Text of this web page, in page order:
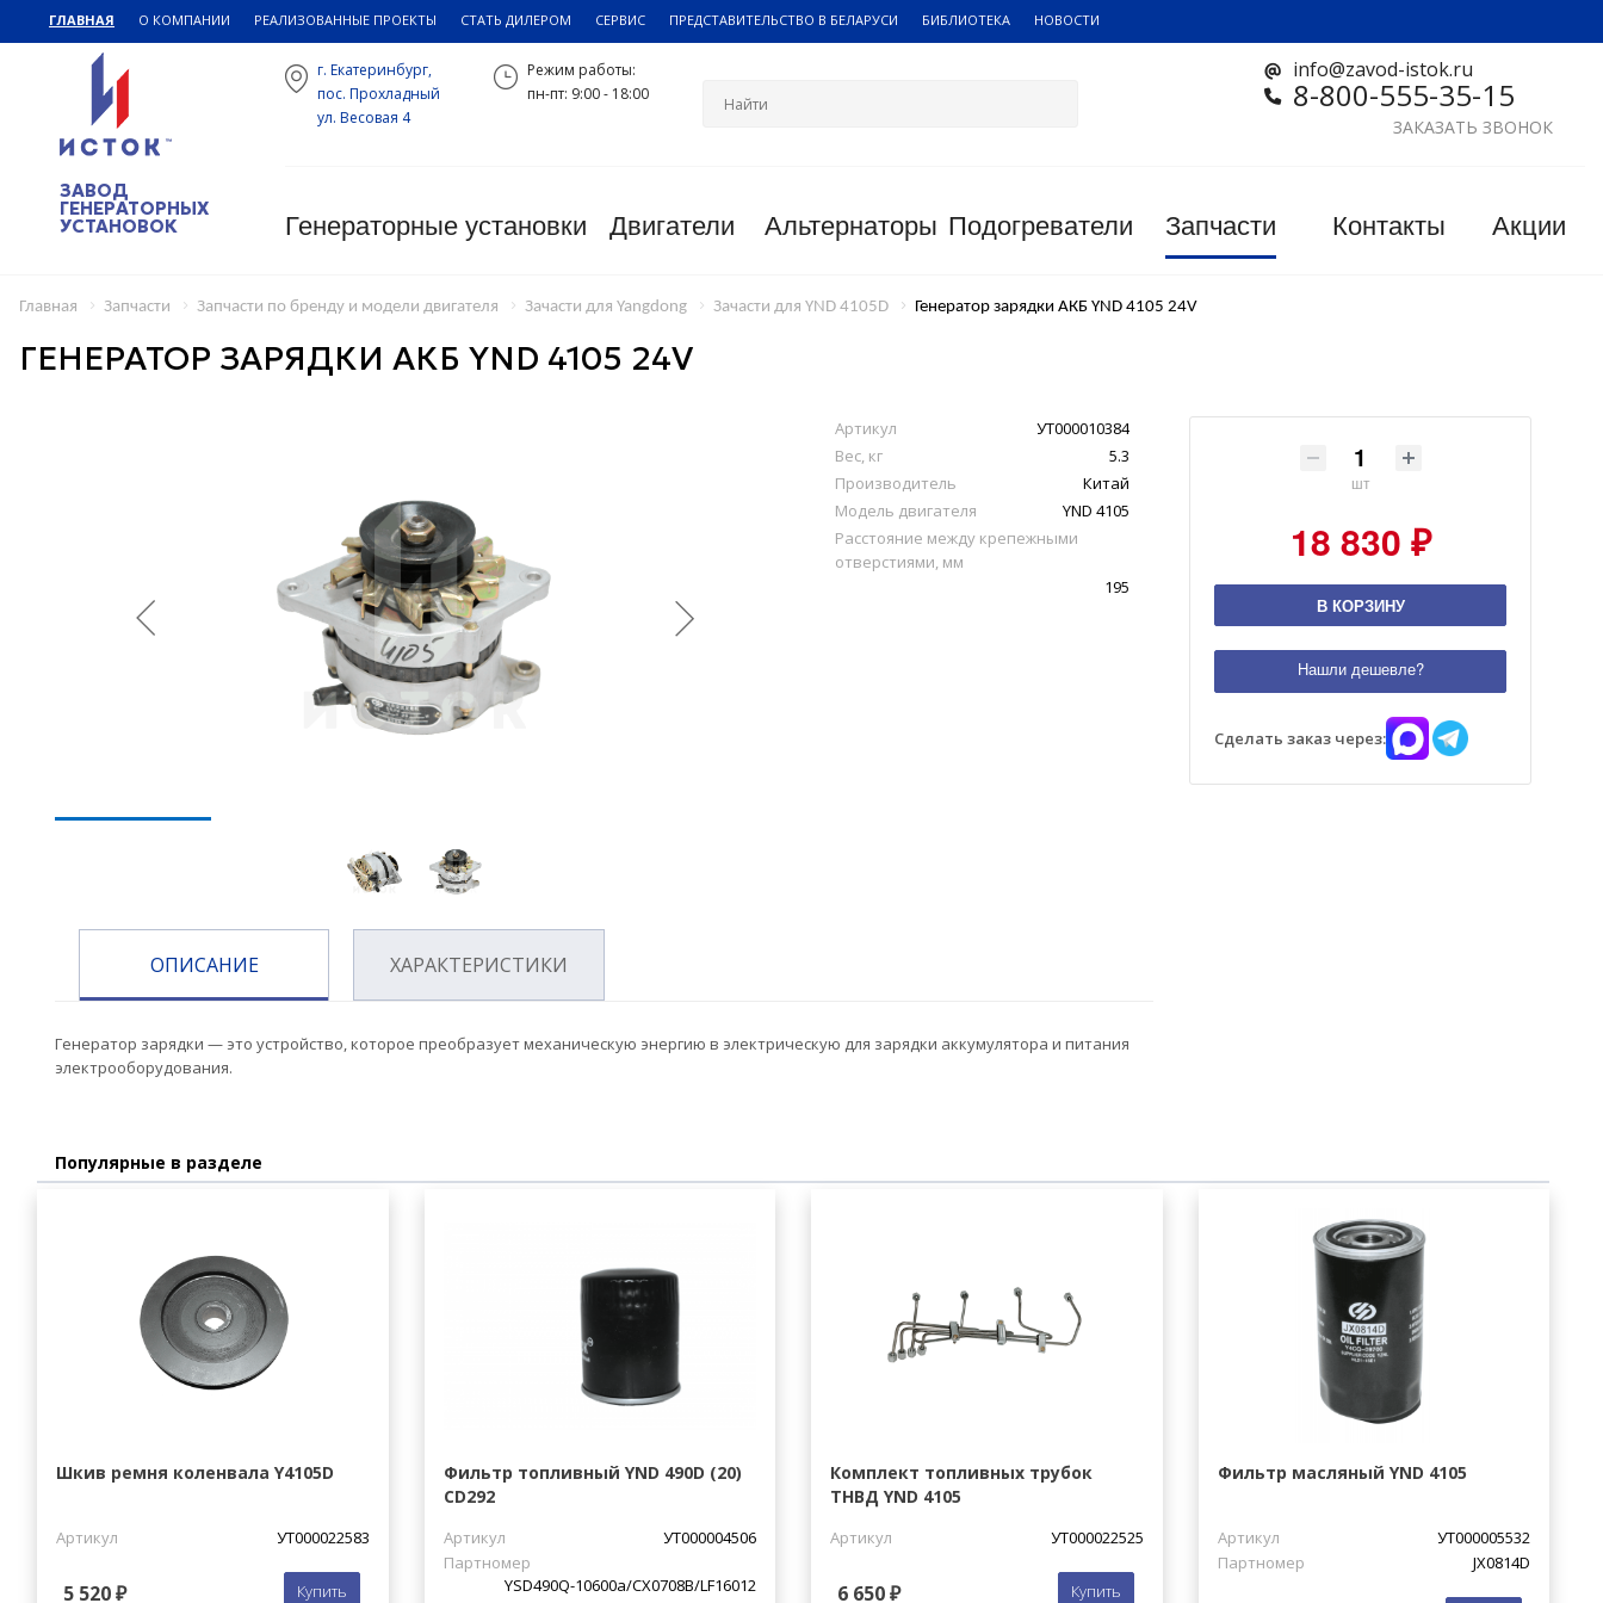
ГЛАВНАЯ О КОМПАНИИ РЕАЛИЗОВАННЫЕ ПРОЕКТЫ СТАТЬ ДИЛЕРОМ СЕРВИС ПРЕДСТАВИТЕЛЬСТВО В БЕЛАРУСИ БИБЛИОТЕКА НОВОСТИ
ЗАВОД
ГЕНЕРАТОРНЫХ
УСТАНОВОК
info@zavod-istok.ru
8-800-555-35-15
ЗАКАЗАТЬ ЗВОНОК
г. Екатеринбург,
пос. Прохладный
ул. Весовая 4
Режим работы:
пн-пт: 9:00 - 18:00
Генераторные установки Двигатели Альтернаторы Подогреватели Запчасти Контакты Акции
Главная Запчасти Запчасти по бренду и модели двигателя Зачасти для Yangdong Зачасти для YND 4105D Генератор зарядки АКБ YND 4105 24V
ГЕНЕРАТОР ЗАРЯДКИ АКБ YND 4105 24V
Артикул
УТ000010384
Вес, кг
5.3
Производитель
Китай
Модель двигателя
YND 4105
Расстояние между крепежными
отверстиями, мм
195
шт
18 830 ₽
В КОРЗИНУ
Нашли дешевле?
Сделать заказ через:
ОПИСАНИЕ ХАРАКТЕРИСТИКИ
Генератор зарядки — это устройство, которое преобразует механическую энергию в электрическую для зарядки аккумулятора и питания
электрооборудования.
Популярные в разделе
Шкив ремня коленвала Y4105D
Артикул УТ000022583
5 520 ₽ Купить
Фильтр топливный YND 490D (20)
CD292
Артикул
УТ000004506
Партномер
YSD490Q-10600a/СХ0708В/LF16012
Комплект топливных трубок
ТНВД YND 4105
Артикул УТ000022525
6 650 ₽ Купить
Фильтр масляный YND 4105
Артикул
УТ000005532
Партномер
JX0814D